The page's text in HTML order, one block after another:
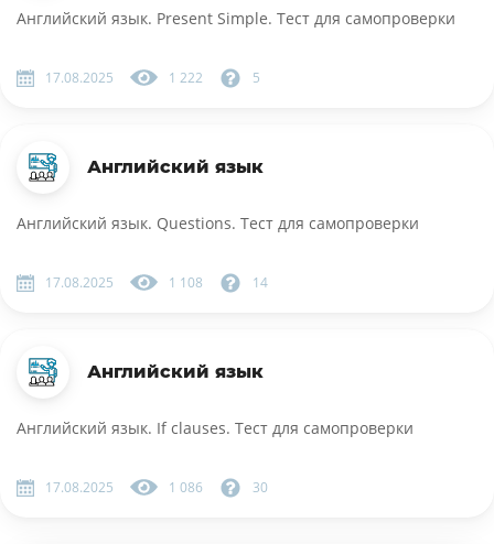
Английский язык. Present Simple. Тест для самопроверки
17.08.2025 1 222 5
Английский язык
Английский язык. Questions. Тест для самопроверки
17.08.2025 1 108 14
Английский язык
Английский язык. If clauses. Тест для самопроверки
17.08.2025 1 086 30